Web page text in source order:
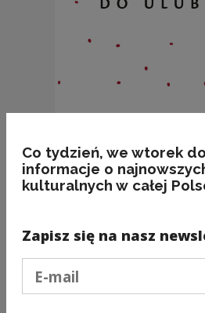
BAKALIE
Kategorie: semantyka,
Previous slide
Co tydzień, we wtorek
informacje o
kulturalnych w całej
Zapisz się na nasz